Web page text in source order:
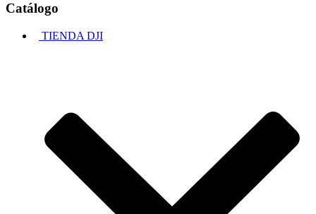
Catálogo
TIENDA DJI